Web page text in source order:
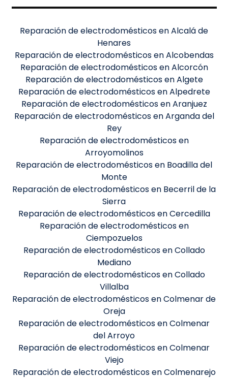
Reparación de electrodomésticos en Alcalá de
Henares
Reparación de electrodomésticos en Alcobendas
Reparación de electrodomésticos en Alcorcón
Reparación de electrodomésticos en Algete
Reparación de electrodomésticos en Alpedrete
Reparación de electrodomésticos en Aranjuez
Reparación de electrodomésticos en Arganda del
Rey
Reparación de electrodomésticos en
Arroyomolinos
Reparación de electrodomésticos en Boadilla del
Monte
Reparación de electrodomésticos en Becerril de la
Sierra
Reparación de electrodomésticos en Cercedilla
Reparación de electrodomésticos en
Ciempozuelos
Reparación de electrodomésticos en Collado
Mediano
Reparación de electrodomésticos en Collado
Villalba
Reparación de electrodomésticos en Colmenar de
Oreja
Reparación de electrodomésticos en Colmenar
del Arroyo
Reparación de electrodomésticos en Colmenar
Viejo
Reparación de electrodomésticos en Colmenarejo